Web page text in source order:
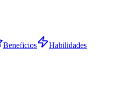
Beneficios
Habilidades